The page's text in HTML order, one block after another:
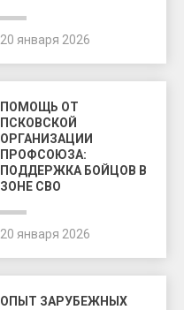
20 января 2026
ПОМОЩЬ ОТ
ПСКОВСКОЙ
ОРГАНИЗАЦИИ
ПРОФСОЮЗА:
ПОДДЕРЖКА БОЙЦОВ В
ЗОНЕ СВО
20 января 2026
ОПЫТ ЗАРУБЕЖНЫХ